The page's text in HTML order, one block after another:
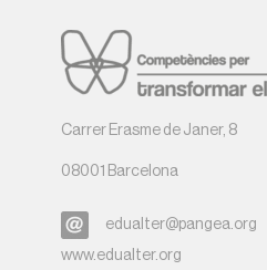
Carrer Erasme de Janer, 8
08001 Barcelona
edualter@pangea.org
www.edualter.org